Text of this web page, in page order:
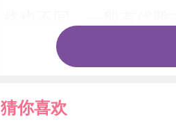
给爱人；活泼可爱，
猜你喜欢